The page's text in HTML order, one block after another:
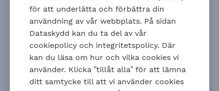
i en hälsodeklaration.
Vill du lägga till ett återbetalningsskydd gäller det
Godkänns hälsoprövningen kommer
återbetalningsskyddet gälla retroaktivt.
Godkänns inte hälsoprövningen kommer
återbetalningsskyddet enbart gälla framtida
för att underlätta och förbättra din
användning av vår webbplats. På sidan
Dataskydd kan du ta del av vår
cookiepolicy och integritetspolicy. Där
kan du läsa om hur och vilka cookies vi
använder. Klicka ”tillåt alla” för att lämna
ditt samtycke till att vi använder cookies